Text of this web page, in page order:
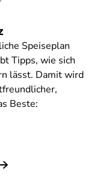
Speiseplan
Tipps, wie sich
lässt. Damit wird
Beste: